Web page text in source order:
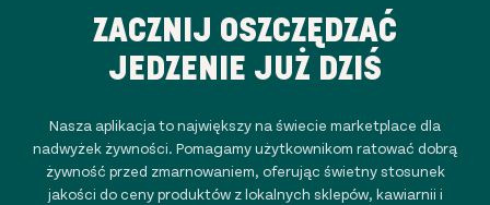
ZACZNIJ OSZCZĘDZAĆ
JEDZENIE JUŻ DZIŚ
Nasza aplikacja to największy na świecie marketplace dla
nadwyżek żywności. Pomagamy użytkownikom ratować dobrą
żywność przed zmarnowaniem, oferując świetny stosunek
jakości do ceny produktów z lokalnych sklepów, kawiarnii i